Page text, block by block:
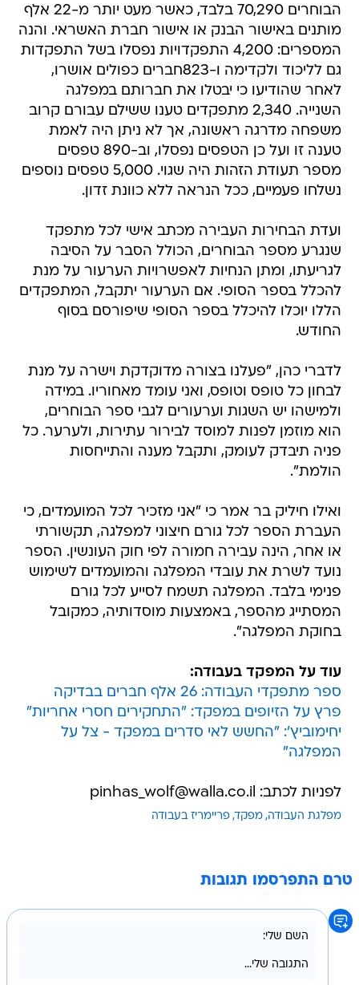
הבוחרים 70,290 בלבד, כאשר מעט יותר מ-22 אלף
מותנים באישור הבנק או אישור חברת האשראי. והנה
המספרים: 4,200 התפקדויות נפסלו בשל התפקדות
גם לליכוד ולקדימה ו-823חברים כפולים אושרו,
לאחר שהודיעו כי יבטלו את חברותם במפלגה
השנייה. 2,340 מתפקדים טענו ששילם עבורם קרוב
משפחה מדרגה ראשונה, אך לא ניתן היה לאמת
טענה זו ועל כן הטפסים נפסלו, וב-890 טפסים
מספר תעודת הזהות היה שגוי. 5,000 טפסים נוספים
נשלחו פעמיים, ככל הנראה ללא כוונת זדון.
ועדת הבחירות העבירה מכתב אישי לכל מתפקד
שנגרע מספר הבוחרים, הכולל הסבר על הסיבה
לגריעתו, ומתן הנחיות לאפשרויות הערעור על מנת
להכלל בספר הסופי. אם הערעור יתקבל, המתפקדים
הללו יוכלו להיכלל בספר הסופי שיפורסם בסוף
החודש.
לדברי כהן, "פעלנו בצורה מדוקדקת וישרה על מנת
לבחון כל טופס וטופס, ואני עומד מאחוריו. במידה
ולמישהו יש השגות וערעורים לגבי ספר הבוחרים,
הוא מוזמן לפנות למוסד לבירור עתירות, ולערער. כל
פניה תיבדק לעומק, ותקבל מענה והתייחסות
הולמת".
ואילו חיליק בר אמר כי "אני מזכיר לכל המועמדים, כי
העברת הספר לכל גורם חיצוני למפלגה, תקשורתי
או אחר, הינה עבירה חמורה לפי חוק העונשין. הספר
נועד לשרת את עובדי המפלגה והמועמדים לשימוש
פנימי בלבד. המפלגה תשמח לסייע לכל גורם
המסתייג מהספר, באמצעות מוסדותיה, כמקובל
בחוקת המפלגה".
עוד על המפקד בעבודה:
ספר מתפקדי העבודה: 26 אלף חברים בבדיקה
פרץ על הזיופים במפקד: "התחקירים חסרי אחריות"
יחימוביץ': "החשש לאי סדרים במפקד - צל על
המפלגה"
לפניות לכתב: pinhas_wolf@walla.co.il
מפלגת העבודה מפקד פריימריז בעבודה
טרם התפרסמו תגובות